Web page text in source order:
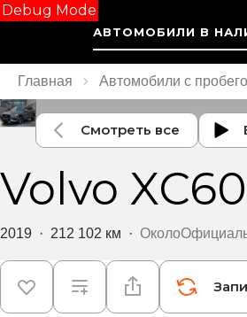
Debug Mode
АВТОМОБИЛИ В
Главная Автомобили с
Смотреть все
Volvo
2019 · 212 102 км ·